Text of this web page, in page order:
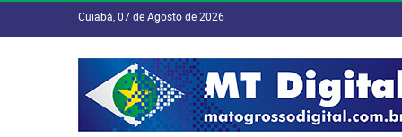
Cuiabá, 07 de Agosto de 2026
INÍCIO POLÍTICA ECONOMIA